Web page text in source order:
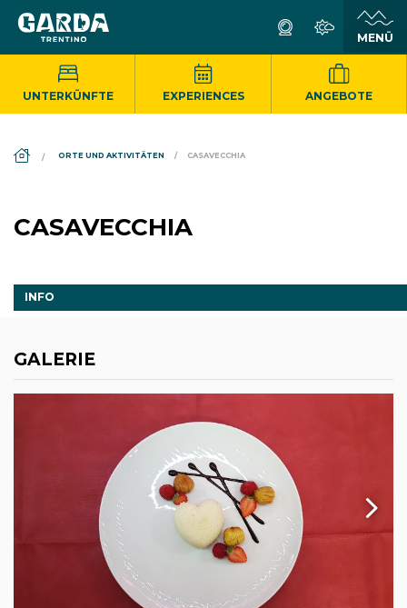
UNTERKÜNFTE EXPERIENCES ANGEBOTE
ORTE UND AKTIVITÄTEN CASAVECCHIA
CASAVECCHIA
INFO
GALERIE